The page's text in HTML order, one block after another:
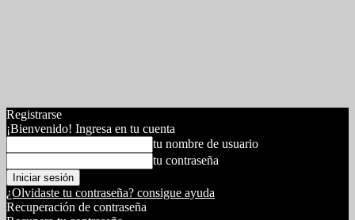
Registrarse
¡Bienvenido! Ingresa en tu cuenta
tu nombre de usuario
tu contraseña
¿Olvidaste tu contraseña? consigue ayuda
Recuperación de contraseña